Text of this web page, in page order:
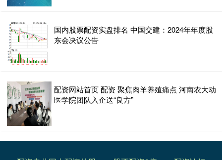
国内股票配资实盘排名 中国交建：2024年年度股
东会决议公告
配资网站首页 配资 聚焦肉羊养殖痛点 河南农大动
医学院团队入企送“良方”